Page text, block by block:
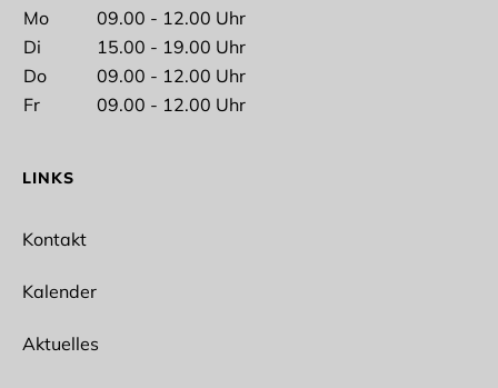
Nachname
Ich interessiere mich für folgende Abteilungen
Mo
09.00 - 12.00 Uhr
Di
15.00 - 19.00 Uhr
Do
09.00 - 12.00 Uhr
Fr
09.00 - 12.00 Uhr
LINKS
Kontakt
Kalender
Aktuelles